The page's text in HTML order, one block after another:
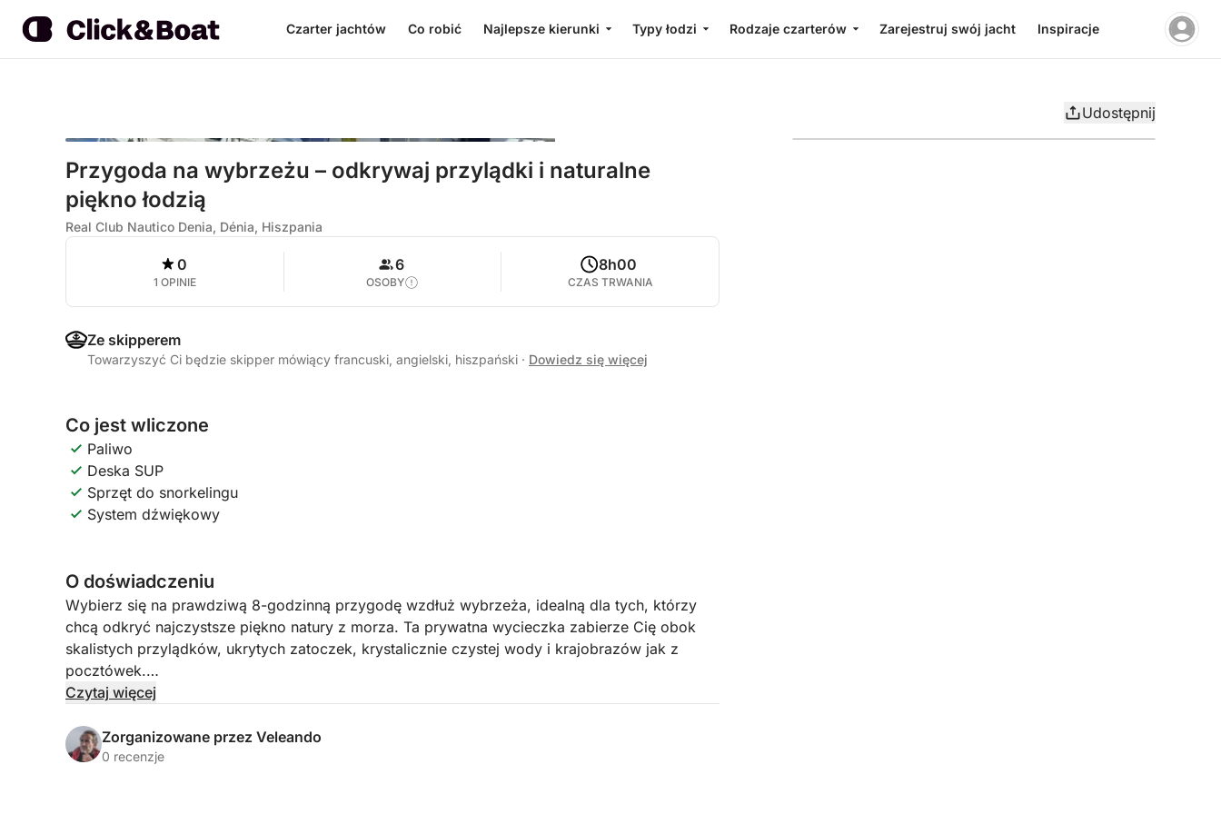
Czarter jachtów Co robić Najlepsze kierunki Typy łodzi Rodzaje czarterów Zarejestruj swój jacht Inspiracje
Udostępnij
Przygoda na wybrzeżu – odkrywaj przylądki i naturalne
piękno łodzią
Real Club Nautico Denia, Dénia, Hiszpania
0
1 OPINIE
6
OSOBY
8h00
CZAS TRWANIA
Ze skipperem
Towarzyszyć Ci będzie skipper mówiący francuski, angielski, hiszpański · Dowiedz się więcej
Co jest wliczone
Paliwo
Deska SUP
Sprzęt do snorkelingu
System dźwiękowy
O doświadczeniu
Wybierz się na prawdziwą 8-godzinną przygodę wzdłuż wybrzeża, idealną dla tych, którzy
chcą odkryć najczystsze piękno natury z morza. Ta prywatna wycieczka zabierze Cię obok
skalistych przylądków, ukrytych zatoczek, krystalicznie czystej wody i krajobrazów jak z
pocztówek.
wznoszących się klifów, odosobnionych plaż i wyjątkowych formacji skalnych, które można
podziwiać jedynie z wody. Możesz zatrzymać się w idealnych miejscach do pływania,
Czytaj więcej
Zorganizowane przez Veleando
0 recenzje